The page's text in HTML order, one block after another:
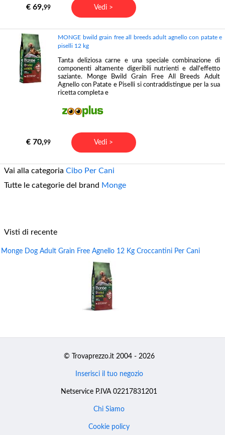
€ 69,99 Vedi >
MONGE bwild grain free all breeds adult agnello con patate e
piselli 12 kg
Tanta deliziosa carne e una speciale combinazione di
componenti altamente digeribili nutrienti e dall'effetto
saziante. Monge Bwild Grain Free All Breeds Adult
Agnello con Patate e Piselli si contraddistingue per la sua
ricetta completa e
€ 70,99 Vedi >
Vai alla categoria Cibo Per Cani
Tutte le categorie del brand Monge
Visti di recente
Monge Dog Adult Grain Free Agnello 12 Kg Croccantini Per Cani
© Trovaprezzo.it 2004 - 2026
Inserisci il tuo negozio
Netservice P.IVA 02217831201
Chi Siamo
Cookie policy